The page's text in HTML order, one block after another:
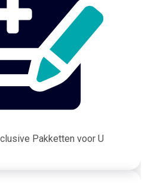
Pakketten voor U